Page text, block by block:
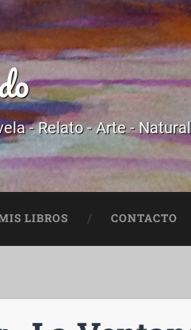
- Relato - Arte -
LIBROS CONTACTO